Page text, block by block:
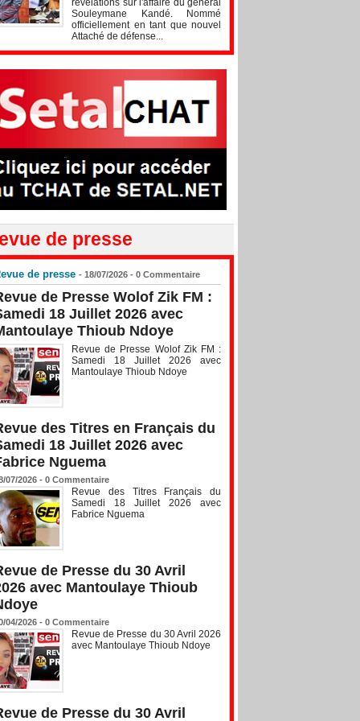
révélations sur l'affaire du général
Souleymane Kandé. Nommé
officiellement en tant que nouvel
Attaché de défense...
de presse
de presse - 18/07/2026 - 0 Commentaire
de Presse Wolof Zik FM :
18 Juillet 2026 avec
Thioub Ndoye
Revue de Presse Wolof Zik FM :
Samedi 18 Juillet 2026 avec
Mantoulaye Thioub Ndoye
des Titres en Français du
18 Juillet 2026 avec
Nguema
07/2026 - 0 Commentaire
Revue des Titres Français du
Samedi 18 Juillet 2026 avec
Fabrice Nguema
de Presse du 30 Avril
avec Mantoulaye Thioub
04/2026 - 0 Commentaire
Revue de Presse du 30 Avril 2026
avec Mantoulaye Thioub Ndoye
de Presse du 30 Avril